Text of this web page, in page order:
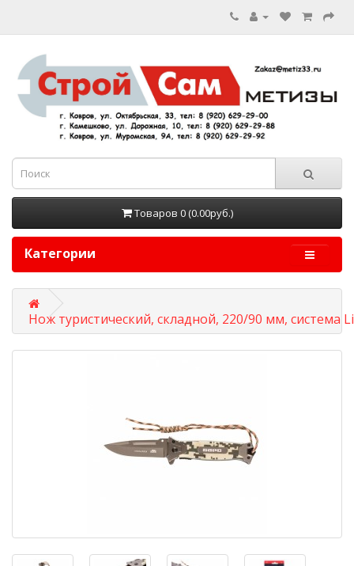
Товаров 0 (0.00руб.)
Категории
Нож туристический, складной, 220/90 мм, система